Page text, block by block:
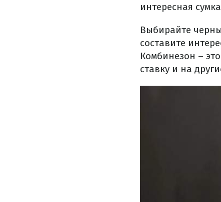
интересная
Выбирайте
составите
Комбинезон –
ставку и на